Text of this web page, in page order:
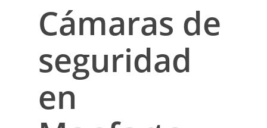
Cámaras de
seguridad
en